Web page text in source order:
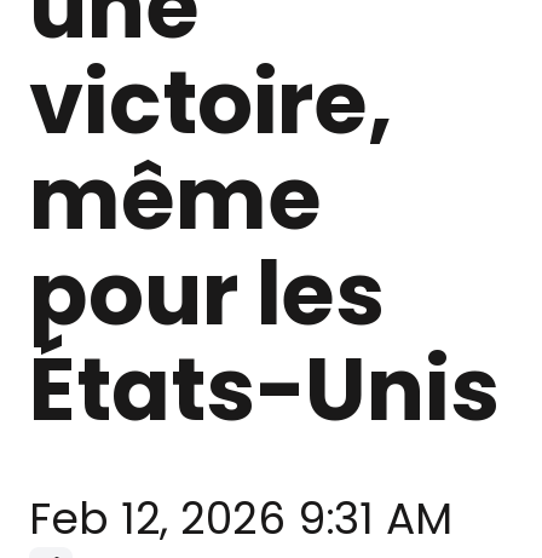
victoire,
même
pour les
États-Unis
Feb 12, 2026 9:31 AM